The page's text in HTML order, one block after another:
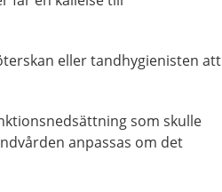
eller tandhygienisten att
som skulle
anpassas om det